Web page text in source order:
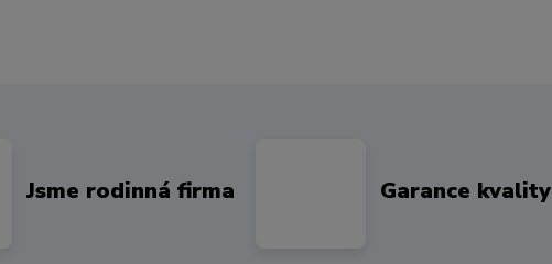
Jsme rodinná firma Garance kvality